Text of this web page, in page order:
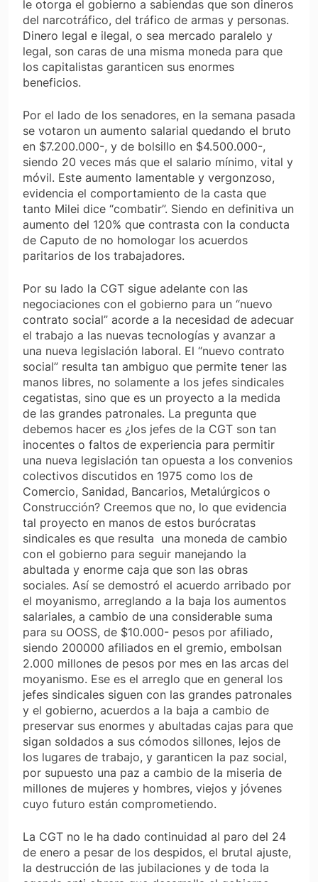
le otorga el gobierno a sabiendas que son dineros
del narcotráfico, del tráfico de armas y personas.
Dinero legal e ilegal, o sea mercado paralelo y
legal, son caras de una misma moneda para que
los capitalistas garanticen sus enormes
beneficios.
Por el lado de los senadores, en la semana pasada
se votaron un aumento salarial quedando el bruto
en $7.200.000-, y de bolsillo en $4.500.000-,
siendo 20 veces más que el salario mínimo, vital y
móvil. Este aumento lamentable y vergonzoso,
evidencia el comportamiento de la casta que
tanto Milei dice “combatir”. Siendo en definitiva un
aumento del 120% que contrasta con la conducta
de Caputo de no homologar los acuerdos
paritarios de los trabajadores.
Por su lado la CGT sigue adelante con las
negociaciones con el gobierno para un “nuevo
contrato social” acorde a la necesidad de adecuar
el trabajo a las nuevas tecnologías y avanzar a
una nueva legislación laboral. El “nuevo contrato
social” resulta tan ambiguo que permite tener las
manos libres, no solamente a los jefes sindicales
cegatistas, sino que es un proyecto a la medida
de las grandes patronales. La pregunta que
debemos hacer es ¿los jefes de la CGT son tan
inocentes o faltos de experiencia para permitir
una nueva legislación tan opuesta a los convenios
colectivos discutidos en 1975 como los de
Comercio, Sanidad, Bancarios, Metalúrgicos o
Construcción? Creemos que no, lo que evidencia
tal proyecto en manos de estos burócratas
sindicales es que resulta una moneda de cambio
con el gobierno para seguir manejando la
abultada y enorme caja que son las obras
sociales. Así se demostró el acuerdo arribado por
el moyanismo, arreglando a la baja los aumentos
salariales, a cambio de una considerable suma
para su OOSS, de $10.000- pesos por afiliado,
siendo 200000 afiliados en el gremio, embolsan
2.000 millones de pesos por mes en las arcas del
moyanismo. Ese es el arreglo que en general los
jefes sindicales siguen con las grandes patronales
y el gobierno, acuerdos a la baja a cambio de
preservar sus enormes y abultadas cajas para que
sigan soldados a sus cómodos sillones, lejos de
los lugares de trabajo, y garanticen la paz social,
por supuesto una paz a cambio de la miseria de
millones de mujeres y hombres, viejos y jóvenes
cuyo futuro están comprometiendo.
La CGT no le ha dado continuidad al paro del 24
de enero a pesar de los despidos, el brutal ajuste,
la destrucción de las jubilaciones y de toda la